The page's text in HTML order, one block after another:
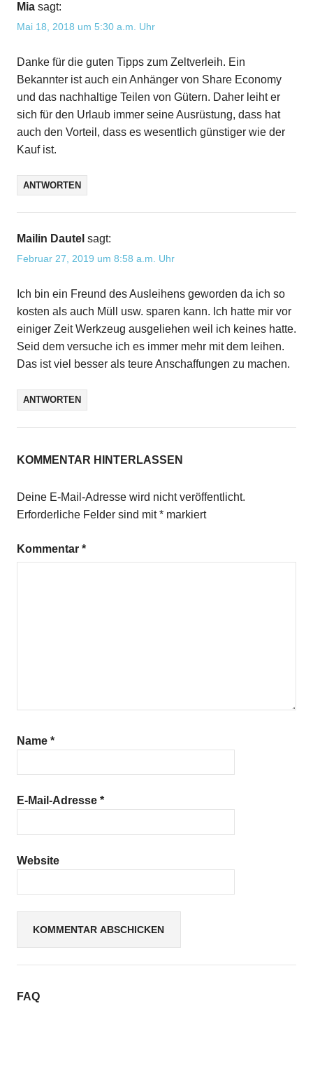
Mia sagt:
Mai 18, 2018 um 5:30 a.m. Uhr
Danke für die guten Tipps zum Zeltverleih. Ein
Bekannter ist auch ein Anhänger von Share Economy
und das nachhaltige Teilen von Gütern. Daher leiht er
sich für den Urlaub immer seine Ausrüstung, dass hat
auch den Vorteil, dass es wesentlich günstiger wie der
Kauf ist.
ANTWORTEN
Mailin Dautel sagt:
Februar 27, 2019 um 8:58 a.m. Uhr
Ich bin ein Freund des Ausleihens geworden da ich so
kosten als auch Müll usw. sparen kann. Ich hatte mir vor
einiger Zeit Werkzeug ausgeliehen weil ich keines hatte.
Seid dem versuche ich es immer mehr mit dem leihen.
Das ist viel besser als teure Anschaffungen zu machen.
ANTWORTEN
KOMMENTAR HINTERLASSEN
Deine E-Mail-Adresse wird nicht veröffentlicht.
Erforderliche Felder sind mit* markiert
Kommentar *
Name *
E-Mail-Adresse *
Website
FAQ